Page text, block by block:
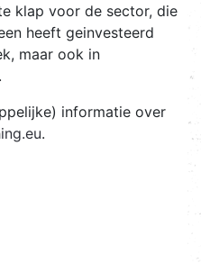
klap voor de sector, die
heeft geinvesteerd
maar ook in
informatie over
.